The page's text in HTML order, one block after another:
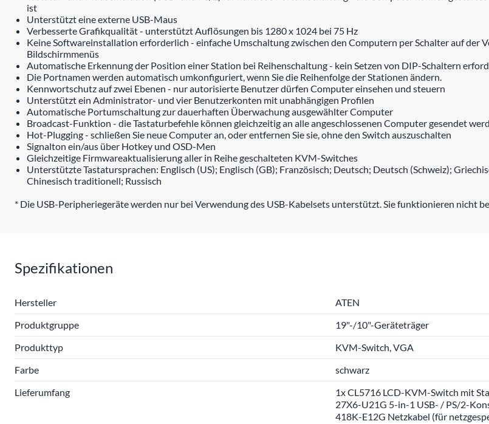
ist
Unterstützt eine externe USB-Maus
Verbesserte Grafikqualität - unterstützt Auflösungen bis 1280 x 1024 bei 75 Hz
Keine Softwareinstallation erforderlich - einfache Umschaltung zwischen den Computern per Schalter auf der
Bildschirmmenüs
Automatische Erkennung der Position einer Station bei Reihenschaltung - kein Setzen von DIP-Schaltern
Die Portnamen werden automatisch umkonfiguriert, wenn Sie die Reihenfolge der Stationen ändern.
Kennwortschutz auf zwei Ebenen - nur autorisierte Benutzer dürfen Computer einsehen und steuern
Unterstützt ein Administrator- und vier Benutzerkonten mit unabhängigen Profilen
Automatische Portumschaltung zur dauerhaften Überwachung ausgewählter Computer
Broadcast-Funktion - die Tastaturbefehle können gleichzeitig an alle angeschlossenen Computer gesendet
Hot-Plugging - schließen Sie neue Computer an, oder entfernen Sie sie, ohne den Switch auszuschalten
Signalton ein/aus über Hotkey und OSD-Men
Gleichzeitige Firmwareaktualisierung aller in Reihe geschalteten KVM-Switches
Unterstützte Tastatursprachen: Englisch (US); Englisch (GB); Französisch; Deutsch; Deutsch (Schweiz);
Chinesisch traditionell; Russisch
* Die USB-Peripheriegeräte werden nur bei Verwendung des USB-Kabelsets unterstützt. Sie funktionieren nicht
Spezifikationen
Hersteller
ATEN
Produktgruppe
19"-/10"-Geräteträger
Produkttyp
KVM-Switch, VGA
Farbe
schwarz
Lieferumfang
1x CL5716 LCD-KVM-Switch mit
27X6-U21G 5-in-1 USB- / PS/2-
418K-E12G Netzkabel (für